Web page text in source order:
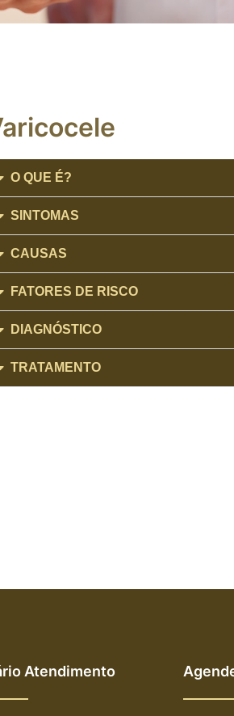
O QUE É?
SINTOMAS
CAUSAS
FATORES DE RISCO
DIAGNÓSTICO
TRATAMENTO
Atendimento